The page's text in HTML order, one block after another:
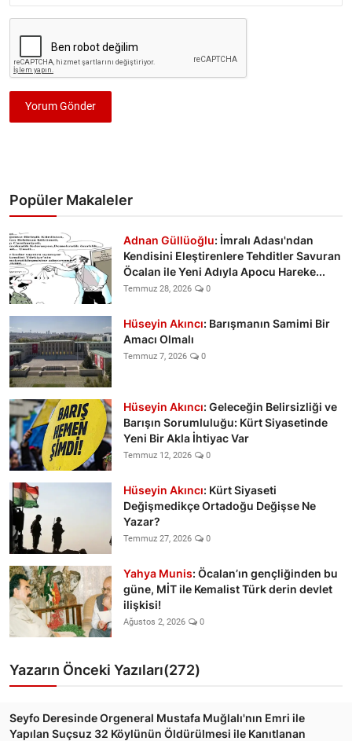
Yorum Gönder
Popüler Makaleler
Adnan Güllüoğlu: İmralı Adası'ndan
Kendisini Eleştirenlere Tehditler Savuran
Öcalan ile Yeni Adıyla Apocu Hareke...
Temmuz 28, 2026 0
Hüseyin Akıncı: Barışmanın Samimi Bir
Amacı Olmalı
Temmuz 7, 2026 0
Hüseyin Akıncı: Geleceğin Belirsizliği ve
Barışın Sorumluluğu: Kürt Siyasetinde
Yeni Bir Akla İhtiyac Var
Temmuz 12, 2026 0
Hüseyin Akıncı: Kürt Siyaseti
Değişmedikçe Ortadoğu Değişse Ne
Yazar?
Temmuz 27, 2026 0
Yahya Munis: Öcalan’ın gençliğinden bu
güne, MİT ile Kemalist Türk derin devlet
ilişkisi!
Ağustos 2, 2026 0
Yazarın Önceki Yazıları(272)
Seyfo Deresinde Orgeneral Mustafa Muğlalı'nın Emri ile
Yapılan Suçsuz 32 Köylünün Öldürülmesi ile Kanıtlanan